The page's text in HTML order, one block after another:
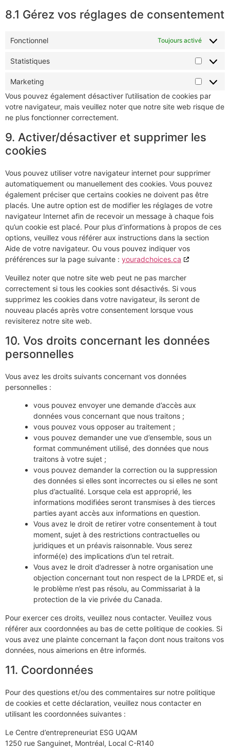
8.1 Gérez vos réglages de consentement
Fonctionnel Toujours activé
Statistiques
Marketing
Vous pouvez également désactiver l’utilisation de cookies par
votre navigateur, mais veuillez noter que notre site web risque de
ne plus fonctionner correctement.
9. Activer/désactiver et supprimer les
cookies
Vous pouvez utiliser votre navigateur internet pour supprimer
automatiquement ou manuellement des cookies. Vous pouvez
également préciser que certains cookies ne doivent pas être
placés. Une autre option est de modifier les réglages de votre
navigateur Internet afin de recevoir un message à chaque fois
qu’un cookie est placé. Pour plus d’informations à propos de ces
options, veuillez vous référer aux instructions dans la section
Aide de votre navigateur. Ou vous pouvez indiquer vos
préférences sur la page suivante : youradchoices.ca
Veuillez noter que notre site web peut ne pas marcher
correctement si tous les cookies sont désactivés. Si vous
supprimez les cookies dans votre navigateur, ils seront de
nouveau placés après votre consentement lorsque vous
revisiterez notre site web.
10. Vos droits concernant les données
personnelles
Vous avez les droits suivants concernant vos données
personnelles :
vous pouvez envoyer une demande d’accès aux
données vous concernant que nous traitons ;
vous pouvez vous opposer au traitement ;
vous pouvez demander une vue d’ensemble, sous un
format communément utilisé, des données que nous
traitons à votre sujet ;
vous pouvez demander la correction ou la suppression
des données si elles sont incorrectes ou si elles ne sont
plus d’actualité. Lorsque cela est approprié, les
informations modifiées seront transmises à des tierces
parties ayant accès aux informations en question.
Vous avez le droit de retirer votre consentement à tout
moment, sujet à des restrictions contractuelles ou
juridiques et un préavis raisonnable. Vous serez
informé(e) des implications d’un tel retrait.
Vous avez le droit d’adresser à notre organisation une
objection concernant tout non respect de la LPRDE et, si
le problème n’est pas résolu, au Commissariat à la
protection de la vie privée du Canada.
Pour exercer ces droits, veuillez nous contacter. Veuillez vous
référer aux coordonnées au bas de cette politique de cookies. Si
vous avez une plainte concernant la façon dont nous traitons vos
données, nous aimerions en être informés.
11. Coordonnées
Pour des questions et/ou des commentaires sur notre politique
de cookies et cette déclaration, veuillez nous contacter en
utilisant les coordonnées suivantes :
Le Centre d’entrepreneuriat ESG UQAM
1250 rue Sanguinet, Montréal, Local C-R140